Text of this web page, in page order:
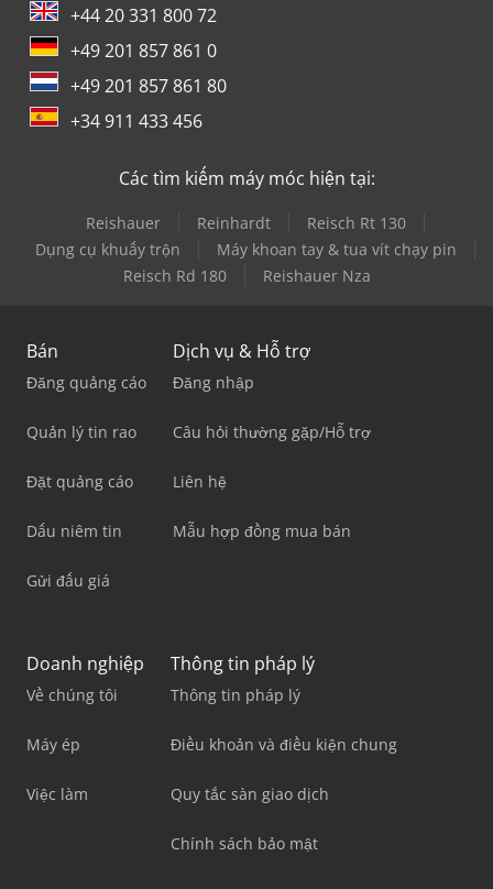
+44 20 331 800 72
+49 201 857 861 0
+49 201 857 861 80
+34 911 433 456
Các tìm kiếm máy móc hiện tại:
Reishauer Reinhardt
Reisch Rt 130
Dụng cụ khuấy trộn
Máy khoan tay & tua vít chạy pin
Reisch Rd 180
Reishauer Nza
Bán
Đăng quảng cáo
Quản lý tin rao
Đặt quảng cáo
Dấu niêm tin
Gửi đấu giá
Dịch vụ & Hỗ trợ
Đăng nhập
Câu hỏi thường gặp/Hỗ trợ
Liên hệ
Mẫu hợp đồng mua bán
Doanh nghiệp
Về chúng tôi
Máy ép
Việc làm
Thông tin pháp lý
Thông tin pháp lý
Điều khoản và điều kiện chung
Quy tắc sàn giao dịch
Chính sách bảo mật